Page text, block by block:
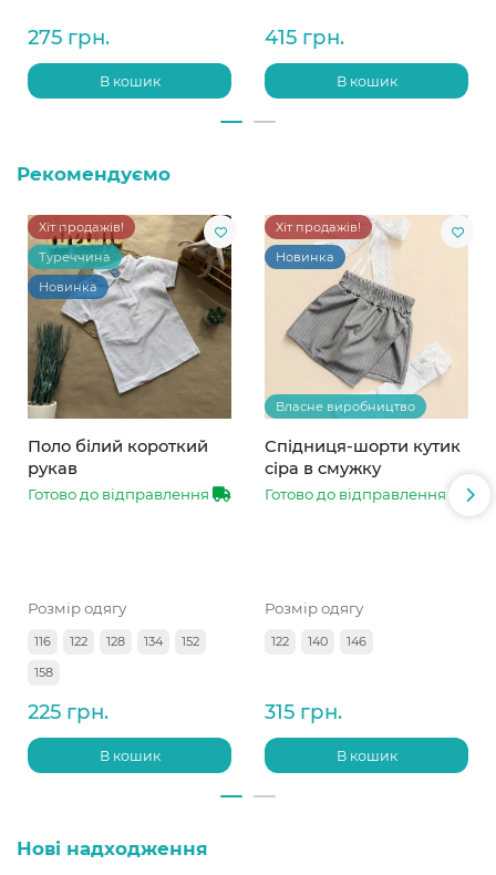
275 грн.
В кошик
415 грн.
В кошик
Рекомендуємо
Хіт продажів!
Туреччина
Новинка
Поло білий короткий
рукав
Готово до відправлення
Розмір одягу
116 122 128 134
152
158
225 грн.
В кошик
Хіт продажів!
Новинка
Власне виробництво
Спідниця-шорти кутик
сіра в смужку
Готово до відправлення
Розмір одягу
122 140 146
315 грн.
В кошик
Нові надходження